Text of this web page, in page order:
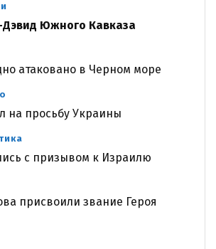
Южного Кавказа
атаковано в Черном море
на просьбу Украины
с призывом к Израилю
присвоили звание Героя